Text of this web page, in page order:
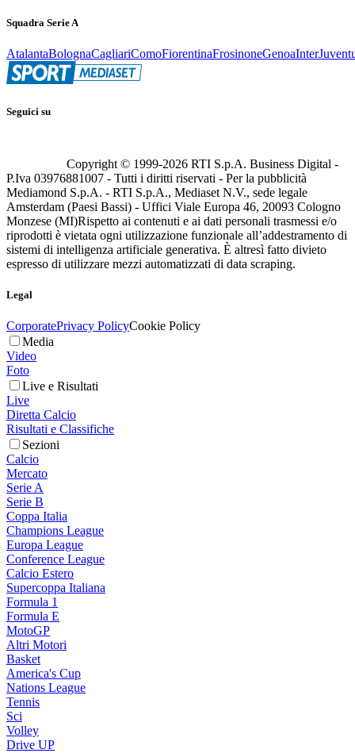
Squadra Serie A
AtalantaBolognaCagliariComoFiorentinaFrosinoneGenoaInter
Seguici su
Copyright © 1999-2026 RTI S.p.A. Business Digital -
P.Iva 03976881007 - Tutti i diritti riservati - Per la pubblicità
Mediamond S.p.A. - RTI S.p.A., Mediaset N.V., sede legale
Amsterdam (Paesi Bassi) - Uffici Viale Europa 46, 20093 Cologno
Monzese (MI)Rispetto ai contenuti e ai dati personali trasmessi e/o
riprodotti è vietata ogni utilizzazione funzionale all’addestramento di
sistemi di intelligenza artificiale generativa. È altresì fatto divieto
espresso di utilizzare mezzi automatizzati di data scraping.
Legal
CorporatePrivacy PolicyCookie Policy
Media
Video
Foto
Live e Risultati
Live
Diretta Calcio
Risultati e Classifiche
Sezioni
Calcio
Mercato
Serie A
Serie B
Coppa Italia
Champions League
Europa League
Conference League
Calcio Estero
Supercoppa Italiana
Formula 1
Formula E
MotoGP
Altri Motori
Basket
America's Cup
Nations League
Tennis
Sci
Volley
Drive UP